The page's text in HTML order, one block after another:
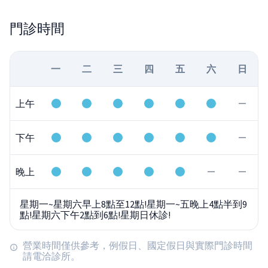
門診時間
一 二 三 四 五 六 日
上午
下午
晚上
星期一~星期六早上8點至12點!星期一~五晚上4點半到9
點!星期六下午2點到6點!星期日休診!
營業時間僅供參考，例假日、國定假日與實際門診時間
請電洽診所。